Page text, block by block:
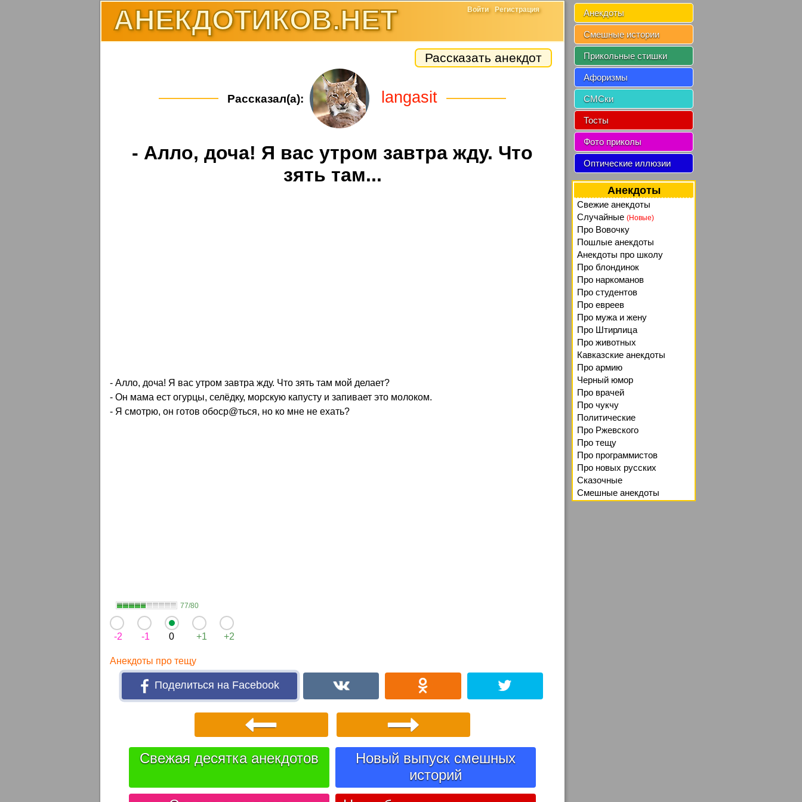
АНЕКДОТИКОВ.НЕТ Войти Регистрация
Рассказать анекдот
Рассказал(а): langasit
- Алло, доча! Я вас утром завтра жду. Что
зять там...
- Алло, доча! Я вас утром завтра жду. Что зять там мой делает?
- Он мама ест огурцы, селёдку, морскую капусту и запивает это молоком.
- Я смотрю, он готов обоср@ться, но ко мне не ехать?
77/80
-2 -1 0 +1 +2
Анекдоты про тещу
Поделиться на Facebook
Свежая десятка анекдотов
Новый выпуск смешных
историй
Анекдоты
Смешные истории
Прикольные стишки
Афоризмы
СМСки
Тосты
Фото приколы
Оптические иллюзии
Анекдоты
Свежие анекдоты
Случайные (Новые)
Про Вовочку
Пошлые анекдоты
Анекдоты про школу
Про блондинок
Про наркоманов
Про студентов
Про евреев
Про мужа и жену
Про Штирлица
Про животных
Кавказские анекдоты
Про армию
Черный юмор
Про врачей
Про чукчу
Политические
Про Ржевского
Про тещу
Про программистов
Про новых русских
Сказочные
Смешные анекдоты